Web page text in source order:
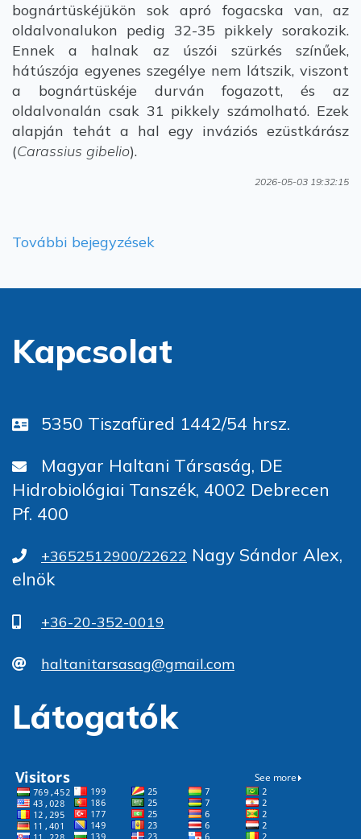
bognártüskéjükön sok apró fogacska van, az
oldalvonalukon pedig 32-35 pikkely sorakozik.
Ennek a halnak az úszói szürkés színűek,
hátúszója egyenes szegélye nem látszik, viszont
a bognártüskéje durván fogazott, és az
oldalvonalán csak 31 pikkely számolható. Ezek
alapján tehát a hal egy inváziós ezüstkárász
(Carassius gibelio).
2026-05-03 19:32:15
További bejegyzések
Kapcsolat
5350 Tiszafüred 1442/54 hrsz.
Magyar Haltani Társaság, DE
Hidrobiológiai Tanszék, 4002 Debrecen
Pf. 400
+3652512900/22622 Nagy Sándor Alex,
elnök
+36-20-352-0019
haltanitarsasag@gmail.com
Látogatók